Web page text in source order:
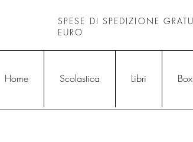
SPESE DI SPEDIZIONE
EURO
Home Scolastica Libri